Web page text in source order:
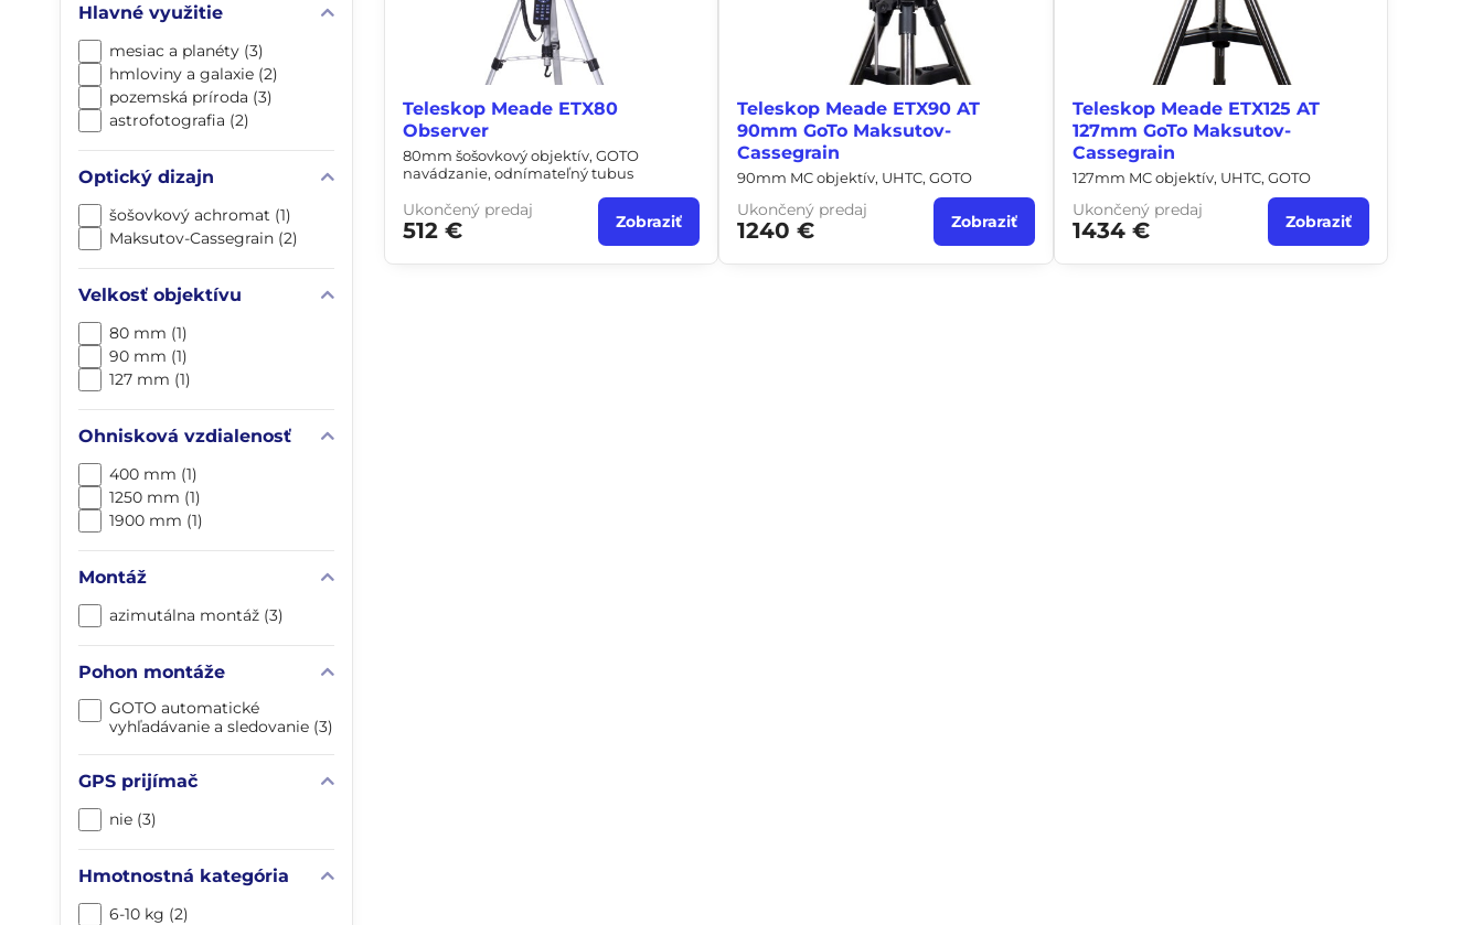
Teleskop Meade ETX80
Observer
80mm šošovkový objektív, GOTO
navádzanie, odnímateľný tubus
Ukončený predaj
512 € Zobraziť
Teleskop Meade ETX90 AT
90mm GoTo Maksutov-
Cassegrain
90mm MC objektív, UHTC, GOTO
Ukončený predaj
1240 € Zobraziť
Teleskop Meade ETX125 AT
127mm GoTo Maksutov-
Cassegrain
127mm MC objektív, UHTC, GOTO
Ukončený predaj
1434 € Zobraziť
Hlavné využitie
mesiac a planéty (3)
hmloviny a galaxie (2)
pozemská príroda (3)
astrofotografia (2)
Optický dizajn
šošovkový achromat (1)
Maksutov-Cassegrain (2)
Velkosť objektívu
80 mm (1)
90 mm (1)
127 mm (1)
Ohnisková vzdialenosť
400 mm (1)
1250 mm (1)
1900 mm (1)
Montáž
azimutálna montáž (3)
Pohon montáže
GOTO automatické
vyhľadávanie a sledovanie (3)
GPS prijímač
nie (3)
Hmotnostná kategória
6-10 kg (2)